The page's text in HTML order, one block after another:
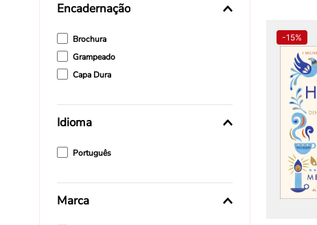
Goff Le
Encadernação
Brochura
Grampeado
Capa Dura
Idioma
Português
Marca
-15%